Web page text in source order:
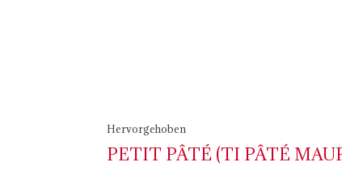
Hervorgehoben
PETIT PÂTÉ (TI PÂTÉ